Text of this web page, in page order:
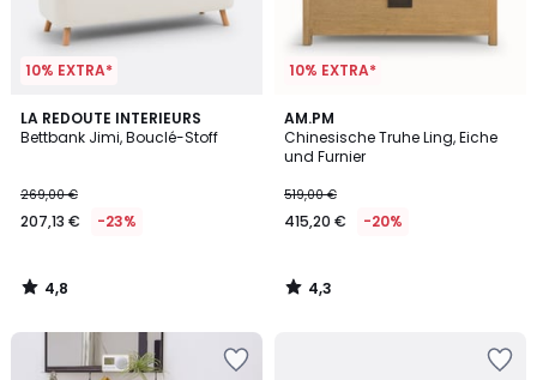
10% EXTRA*
LA REDOUTE INTERIEURS
Bettbank Jimi, Bouclé-Stoff
269,00 €
207,13 € -23%
4,8
/ 5
4,8
/
10% EXTRA*
AM.PM
Chinesische Truhe Ling, Eiche
und Furnier
519,00 €
415,20 € -20%
4,3
/ 5
4,3
/